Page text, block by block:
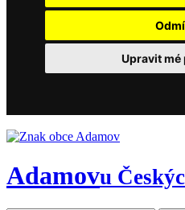
Upravit
Adamovu